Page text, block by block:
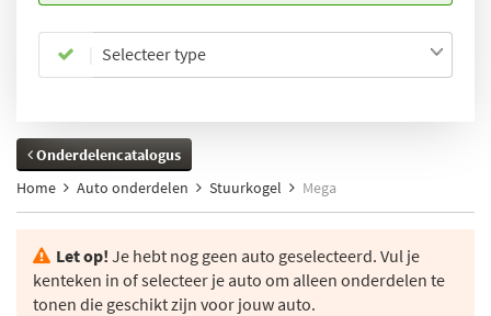
Selecteer type
Onderdelencatalogus
Home
Auto onderdelen Stuurkogel Mega
Let op! Je hebt nog geen auto geselecteerd. Vul je
kenteken in of selecteer je auto om alleen onderdelen te
tonen die geschikt zijn voor jouw auto.